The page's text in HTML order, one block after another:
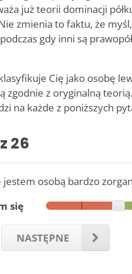
już teorii dominacji
zmienia to faktu, że
gdy inni są
Cię jako osobę
zgodnie z oryginalną
na każde z poniższych
z 26
jestem osobą bardzo
się
NASTĘPNE